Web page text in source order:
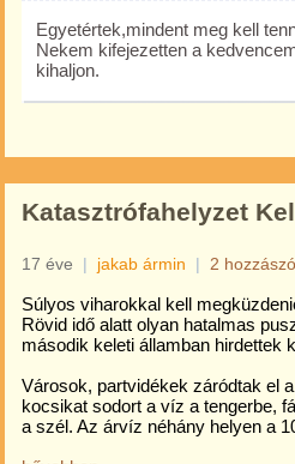
Egyetértek,mindent meg kell
Nekem kifejezetten a
kihaljon.
Katasztrófahelyzet
17 éve | jakab ármin | 2
Súlyos viharokkal kell
Rövid idő alatt olyan hatalmas
második keleti államban hirdettek
Városok, partvidékek záródtak el
kocsikat sodort a víz a tengerbe,
a szél. Az árvíz néhány helyen a